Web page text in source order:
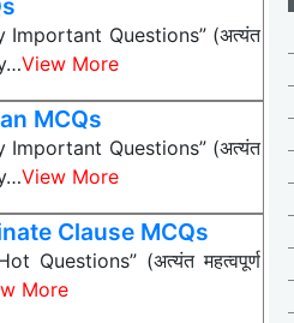
Important Questions” (अत्यंत
View More
MCQs
Important Questions” (अत्यंत
View More
Clause MCQs
Questions” (अत्यंत महत्वपूर्ण
More